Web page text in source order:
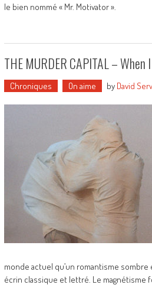
le bien nommé « Mr. Motivator ».
THE MURDER CAPITAL –
Chroniques On aime by David
monde actuel qu’un romantisme
écrin classique et lettré. Le magnétisme